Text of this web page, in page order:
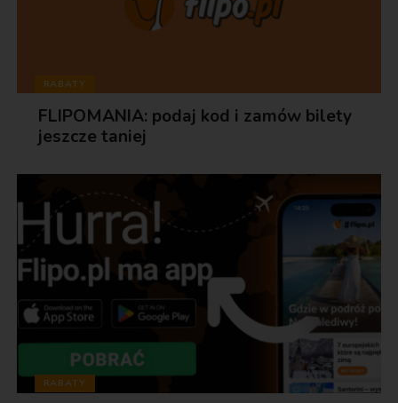
RABATY
FLIPOMANIA: podaj kod i zamów bilety
jeszcze taniej
RABATY